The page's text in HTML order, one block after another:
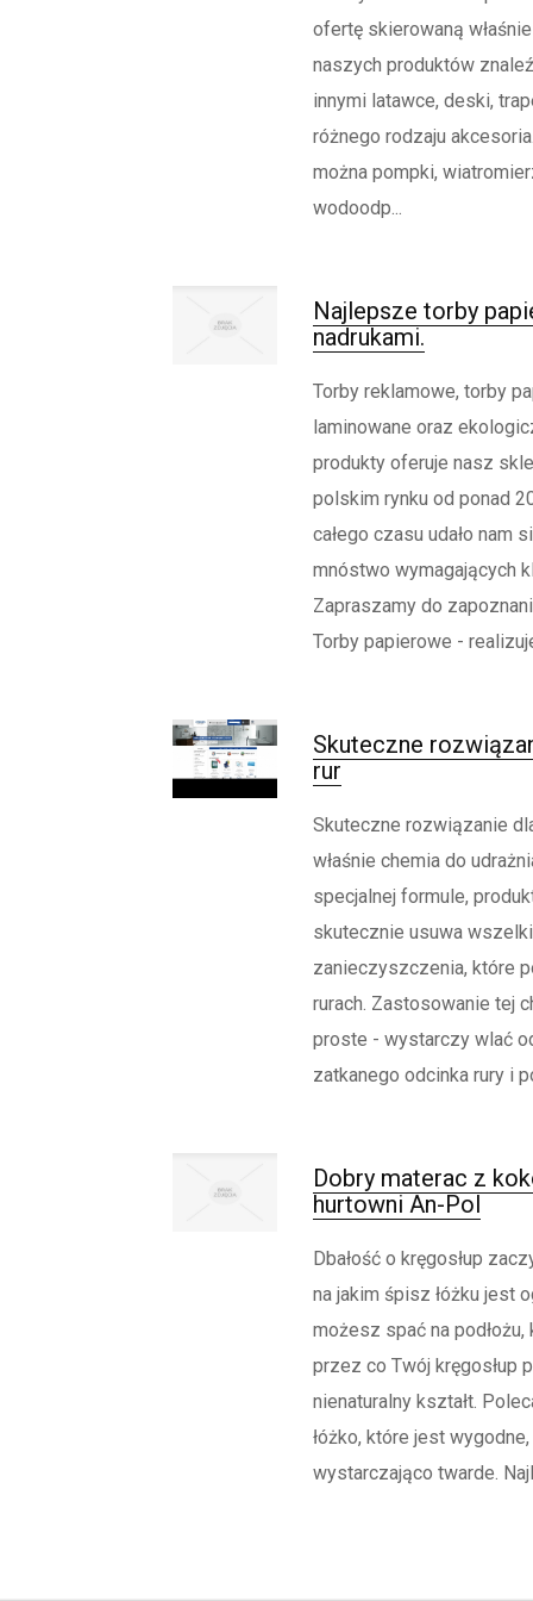
ofertę skierowaną
naszych produktów
innymi latawce, deski,
różnego rodzaju
można pompki,
wodoodp...
Najlepsze torby
nadrukami.
Torby reklamowe, torby
laminowane oraz
produkty oferuje nasz
polskim rynku od ponad
całego czasu udało nam
mnóstwo wymagających
Zapraszamy do
Torby papierowe -
Skuteczne
rur
Skuteczne rozwiązanie
właśnie chemia do
specjalnej formule,
skutecznie usuwa
zanieczyszczenia, które
rurach. Zastosowanie tej
proste - wystarczy wlać
zatkanego odcinka rury i
Dobry materac z
hurtowni An-Pol
Dbałość o kręgosłup
na jakim śpisz łóżku jest
możesz spać na podłożu,
przez co Twój kręgosłup
nienaturalny kształt.
łóżko, które jest wygodne,
wystarczająco twarde.